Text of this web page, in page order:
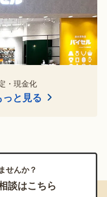
・現金化
と見る
せんか？
談はこちら